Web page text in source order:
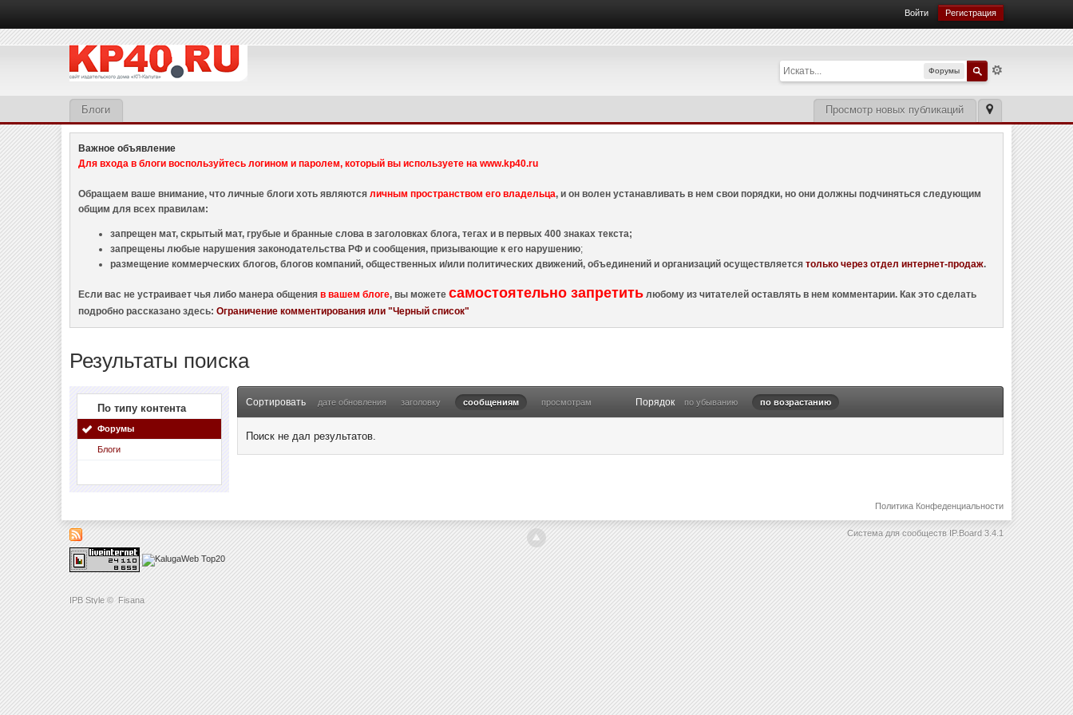
IPB Style © Fisana
Войти Регистрация
Форумы
Просмотр новых публикаций
Блоги
Важное объявление
Для входа в блоги воспользуйтесь логином и паролем, который вы используете на www.kp40.ru
Обращаем ваше внимание, что личные блоги хоть являютсяличным пространством его владельца, и он волен устанавливать в нем свои порядки, но они должны подчиняться следующим
общим для всех правилам:
запрещен мат, скрытый мат, грубые и бранные слова в заголовках блога, тегах и в первых 400 знаках текста;
запрещены любые нарушения законодательства РФ и сообщения, призывающие к его нарушению;
размещение коммерческих блогов, блогов компаний, общественных и/или политических движений, объединений и организаций осуществляетсятолько через отдел интернет-продаж.
Если вас не устраивает чья либо манера общенияв вашем блоге, вы можетесамостоятельно запретить любому из читателей оставлять в нем комментарии. Как это сделать
подробно рассказано здесь:Ограничение комментирования или "Черный список"
Результаты поиска
По типу контента
Форумы
Блоги
Сортировать дате обновления заголовку сообщениям просмотрам Порядок по убыванию по возрастанию
Поиск не дал результатов.
Политика Конфеденциальности
Система для сообществ IP.Board 3.4.1